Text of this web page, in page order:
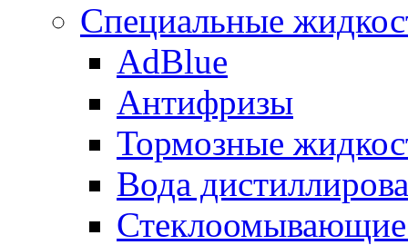
Специальные
AdBlue
Антифризы
Тормозные
Вода